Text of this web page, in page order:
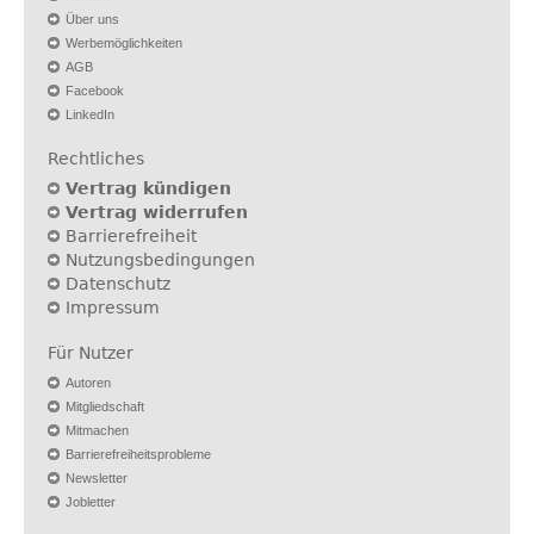
Über uns
Werbemöglichkeiten
AGB
Facebook
LinkedIn
Rechtliches
Vertrag kündigen
Vertrag widerrufen
Barrierefreiheit
Nutzungsbedingungen
Datenschutz
Impressum
Für Nutzer
Autoren
Mitgliedschaft
Mitmachen
Barrierefreiheitsprobleme
Newsletter
Jobletter